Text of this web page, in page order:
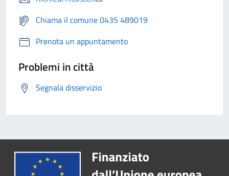
Chiama il comune 0435 489019
Prenota un appuntamento
Problemi in città
Segnala disservizio